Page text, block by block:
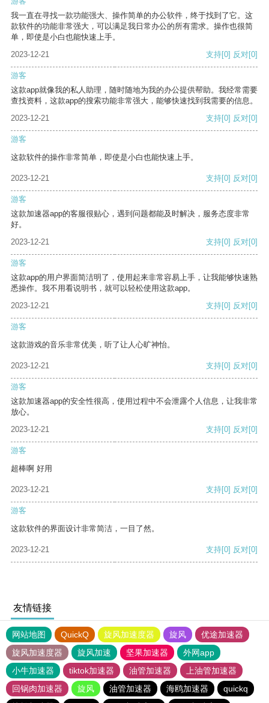
我一直在寻找一款功能强大、操作简单的办公软件，终于找到了它。这
款软件的功能非常强大，可以满足我日常办公的所有需求。操作也很简
单，即使是小白也能快速上手。
2023-12-21
支持[0] 反对[0]
游客
这款app就像我的私人助理，随时随地为我的办公提供帮助。我经常需要
查找资料，这款app的搜索功能非常强大，能够快速找到我需要的信息。
2023-12-21
支持[0] 反对[0]
游客
这款软件的操作非常简单，即使是小白也能快速上手。
2023-12-21 支持[0] 反对[0]
游客
这款加速器app的客服很贴心，遇到问题都能及时解决，服务态度非常
好。
2023-12-21
支持[0] 反对[0]
游客
这款app的用户界面简洁明了，使用起来非常容易上手，让我能够快速熟
悉操作。我不用看说明书，就可以轻松使用这款app。
2023-12-21
支持[0] 反对[0]
游客
这款游戏的音乐非常优美，听了让人心旷神怡。
2023-12-21 支持[0] 反对[0]
游客
这款加速器app的安全性很高，使用过程中不会泄露个人信息，让我非常
放心。
2023-12-21
支持[0] 反对[0]
游客
超棒啊 好用
2023-12-21 支持[0] 反对[0]
游客
这款软件的界面设计非常简洁，一目了然。
2023-12-21 支持[0] 反对[0]
友情链接
网站地图 QuickQ 旋风加速度器 旋风
优途加速器
旋风加速度器
旋风加速 坚果加速器
外网app
小牛加速器
tiktok加速器 油管加速器
上油管加速器
回锅肉加速器
旋风 油管加速器 海鸥加速器
quickq